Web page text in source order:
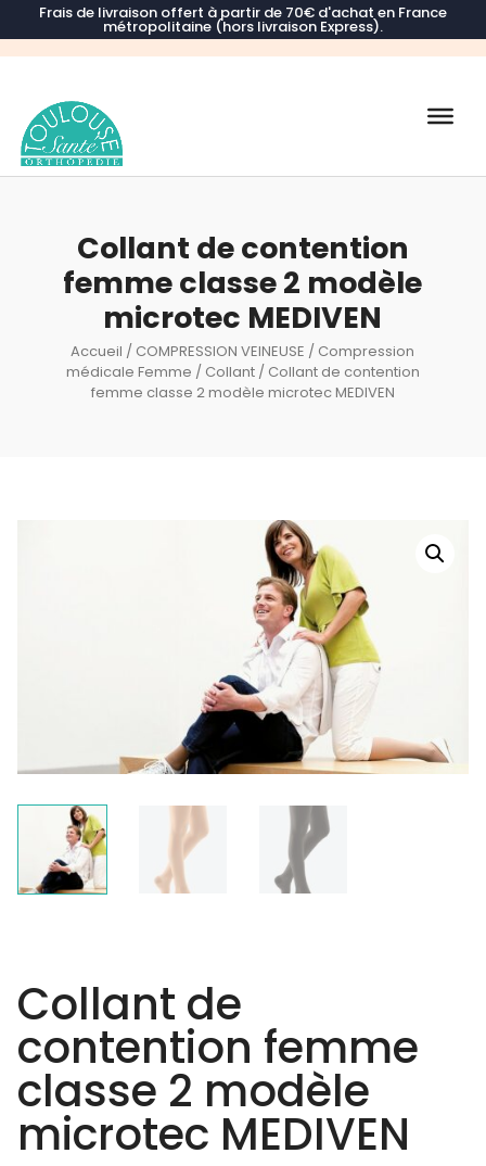
Frais de livraison offert à partir de 70€ d'achat en France
métropolitaine (hors livraison Express).
Recherche
Collant de contention
femme classe 2 modèle
microtec MEDIVEN
Accueil / COMPRESSION VEINEUSE / Compression
médicale Femme / Collant/ Collant de contention
femme classe 2 modèle microtec MEDIVEN
Collant de
contention femme
classe 2 modèle
microtec MEDIVEN